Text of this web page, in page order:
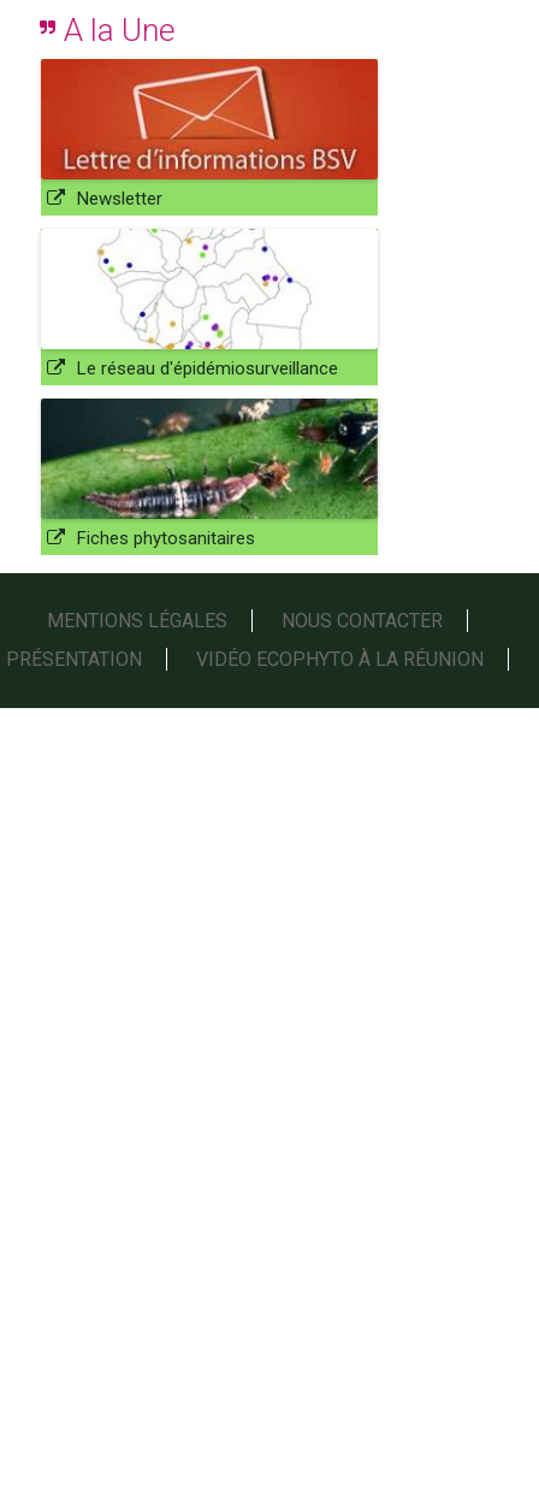
A la Une
Newsletter
Le réseau d'épidémiosurveillance
Fiches phytosanitaires
MENTIONS LÉGALES
NOUS CONTACTER
PRÉSENTATION
VIDÉO ECOPHYTO À LA RÉUNION